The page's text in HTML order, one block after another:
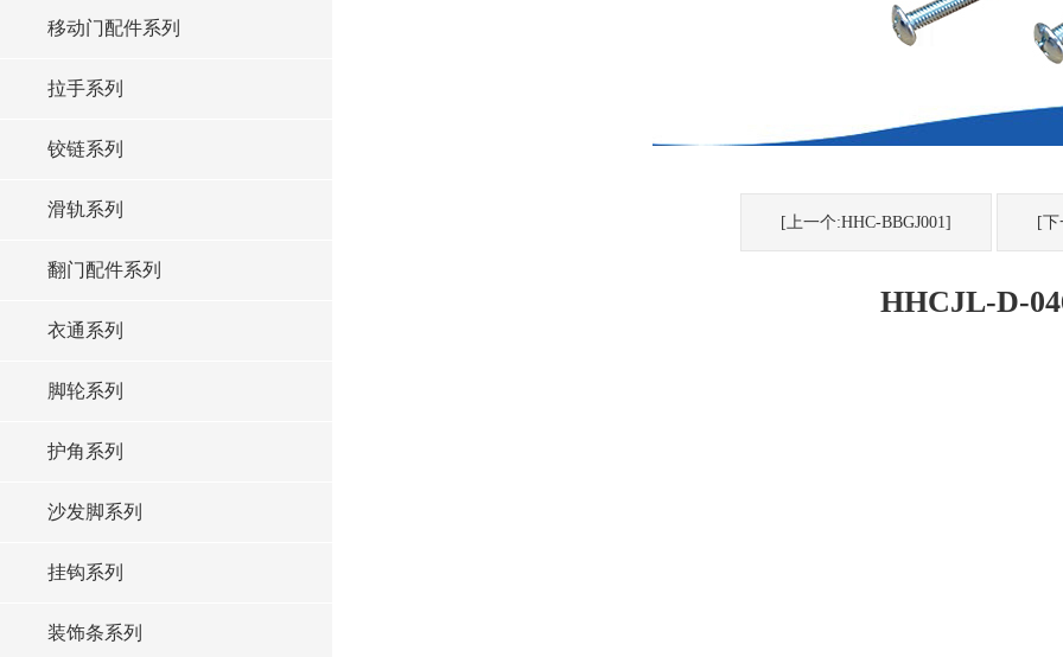
移动门配件系列
拉手系列
铰链系列
滑轨系列
翻门配件系列
衣通系列
脚轮系列
护角系列
沙发脚系列
挂钩系列
装饰条系列
[上一个:HHC-BBGJ001] [下
HHCJL-D-